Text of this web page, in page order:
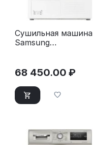
Сушильная машина
Samsung
68 450.00 ₽